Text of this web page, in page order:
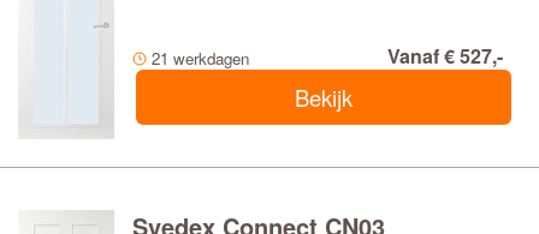
21 werkdagen Vanaf € 527,-
Bekijk
Svedex Connect CN03